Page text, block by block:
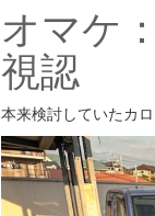
オマケ
視認
本来検討していたカ